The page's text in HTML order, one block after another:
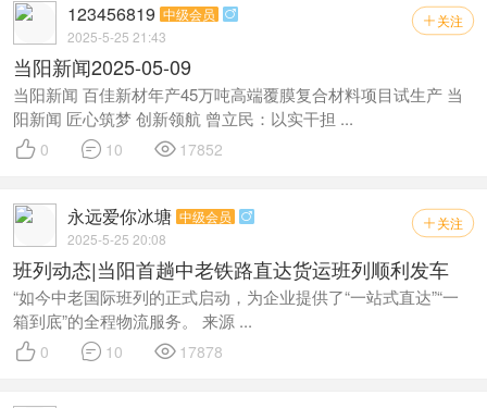
 关注
123456819 中级会员 
2025-5-25 21:43
当阳新闻2025-05-09
当阳新闻 百佳新材年产45万吨高端覆膜复合材料项目试生产 当
阳新闻 匠心筑梦 创新领航 曾立民：以实干担 ...
 0  10  17852
 关注
永远爱你冰塘 中级会员 
2025-5-25 20:08
班列动态|当阳首趟中老铁路直达货运班列顺利发车
“如今中老国际班列的正式启动，为企业提供了“一站式直达”“一
箱到底”的全程物流服务。 来源 ...
 0  10  17878